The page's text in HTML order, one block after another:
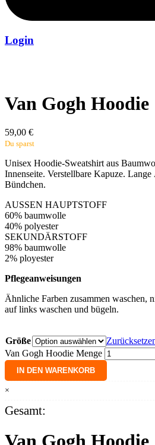
Login
Van Gogh Hoodie
59,00 €
Du sparst
Unisex Hoodie-Sweatshirt aus
Innenseite. Verstellbare Kapuze.
Bündchen.
AUSSEN HAUPTSTOFF
60% baumwolle
40% polyester
SEKUNDÄRSTOFF
98% baumwolle
2% ployester
Pflegeanweisungen
Ähnliche Farben zusammen waschen,
auf links waschen und bügeln.
Größe
Van Gogh Hoodie Menge
IN DEN WARENKORB
×
Gesamt: